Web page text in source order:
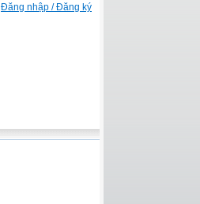
Đăng nhập / Đăng ký